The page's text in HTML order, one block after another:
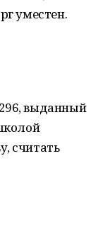
уместен.
выданный
считать